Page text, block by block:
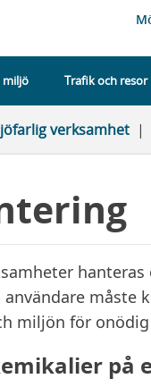
miljö Trafik och resor
verksamhet
måste
miljön för
på